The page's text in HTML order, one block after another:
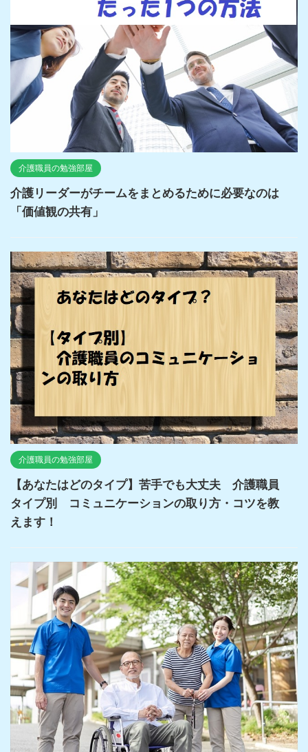
介護職員の勉強部屋
介護リーダーがチームをまとめるために必要なのは
「価値観の共有」
介護職員の勉強部屋
【あなたはどのタイプ】苦手でも大丈夫 介護職員
タイプ別 コミュニケーションの取り方・コツを教
えます！